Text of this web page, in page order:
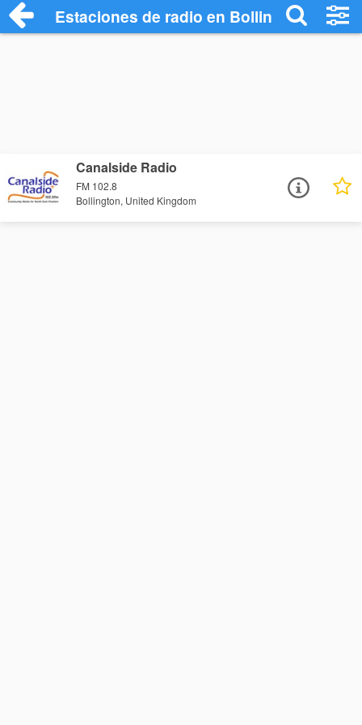
Estaciones de radio en Bollington -
Canalside Radio
FM 102.8
Bollington, United Kingdom